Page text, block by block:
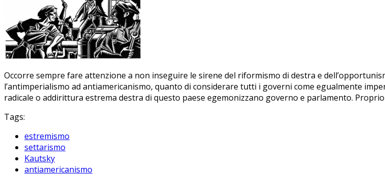
Occorre sempre fare attenzione a non inseguire le sirene del riformismo di destra e
l’antimperialismo ad antiamericanismo, quanto di considerare tutti i governi come egualmente
radicale o addirittura estrema destra di questo paese egemonizzano governo e parlamento.
Tags:
estremismo
settarismo
Kautsky
antiamericanismo